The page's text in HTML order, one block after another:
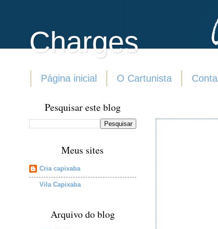
Charges
Página inicial O Cartunista
Pesquisar este blog
Meus sites
Cria capixaba
Vila Capixaba
Arquivo do blog